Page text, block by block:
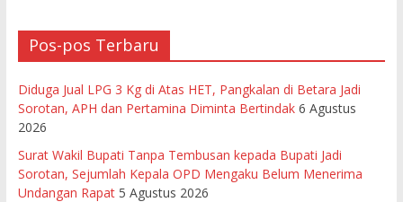
Pos-pos Terbaru
Diduga Jual LPG 3 Kg di Atas HET, Pangkalan di Betara Jadi
Sorotan, APH dan Pertamina Diminta Bertindak 6 Agustus
2026
Surat Wakil Bupati Tanpa Tembusan kepada Bupati Jadi
Sorotan, Sejumlah Kepala OPD Mengaku Belum Menerima
Undangan Rapat 5 Agustus 2026